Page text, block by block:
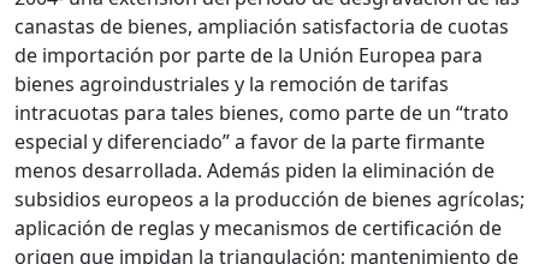
canastas de bienes, ampliación satisfactoria de cuotas
de importación por parte de la Unión Europea para
bienes agroindustriales y la remoción de tarifas
intracuotas para tales bienes, como parte de un “trato
especial y diferenciado” a favor de la parte firmante
menos desarrollada. Además piden la eliminación de
subsidios europeos a la producción de bienes agrícolas;
aplicación de reglas y mecanismos de certificación de
origen que impidan la triangulación; mantenimiento de